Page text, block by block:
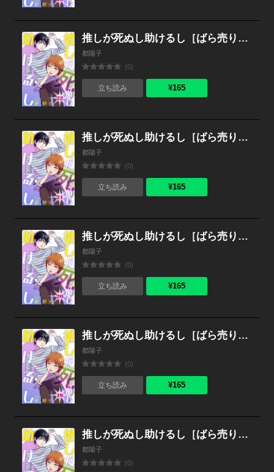
推しが死ぬし助けるし［ばら売り］第22話［黒蜜］
都陽子
(0)
立ち読み ¥165
推しが死ぬし助けるし［ばら売り］第21話［黒蜜］
都陽子
(0)
立ち読み ¥165
推しが死ぬし助けるし［ばら売り］第20話［黒蜜］
都陽子
(0)
立ち読み ¥165
推しが死ぬし助けるし［ばら売り］第19話［黒蜜］
都陽子
(0)
立ち読み ¥165
推しが死ぬし助けるし［ばら売り］第18話［黒蜜］
都陽子
(0)